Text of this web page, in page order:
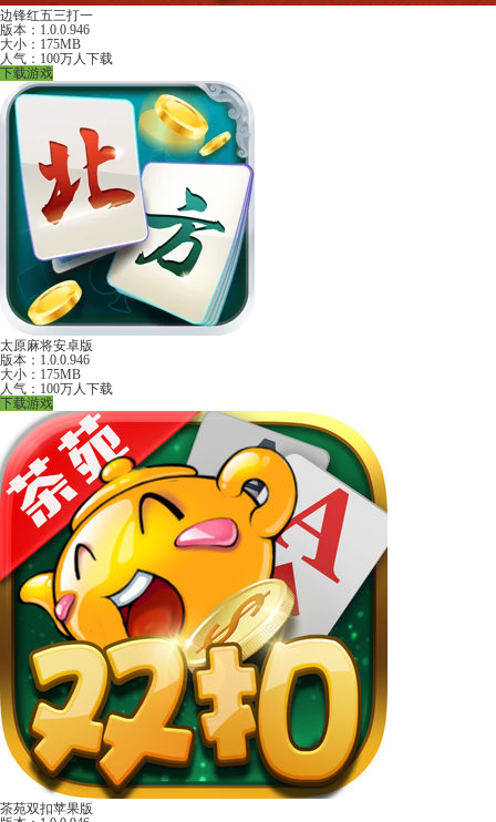
边锋红五三打一
版本：1.0.0.946
大小：175MB
人气：100万人下载
下载游戏
太原麻将安卓版
版本：1.0.0.946
大小：175MB
人气：100万人下载
下载游戏
茶苑双扣苹果版